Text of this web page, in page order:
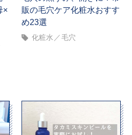
×
販の毛穴ケア化粧水おすす
め23選
化粧水 毛穴